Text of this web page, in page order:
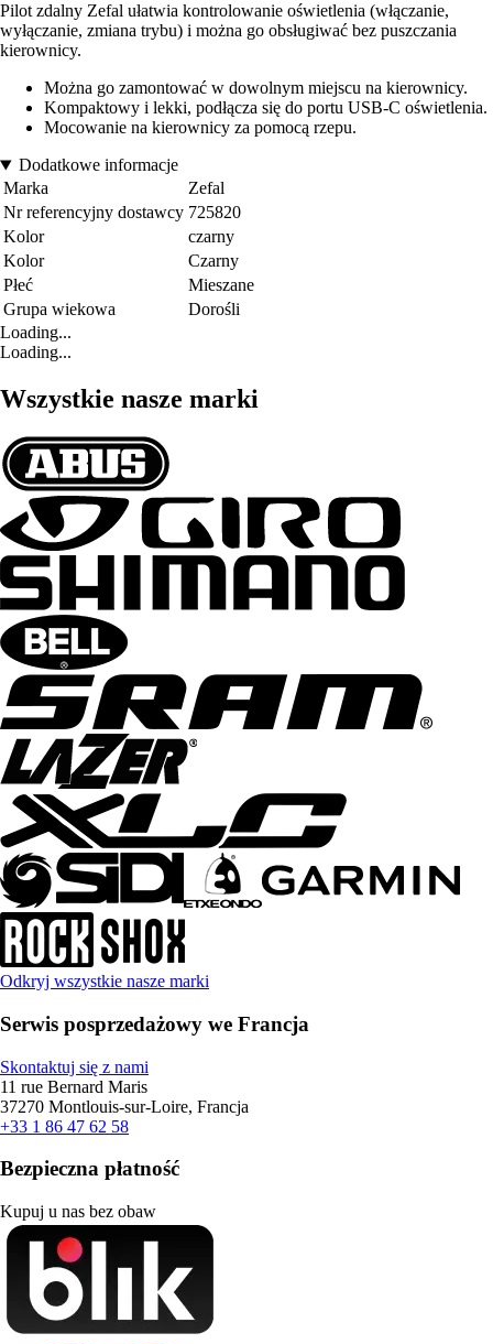
Pilot zdalny Zefal ułatwia kontrolowanie oświetlenia (włączanie,
wyłączanie, zmiana trybu) i można go obsługiwać bez puszczania
kierownicy.
Można go zamontować w dowolnym miejscu na kierownicy.
Kompaktowy i lekki, podłącza się do portu USB-C oświetlenia.
Mocowanie na kierownicy za pomocą rzepu.
Dodatkowe informacje
Marka
Zefal
Nr referencyjny dostawcy 725820
Kolor
czarny
Kolor
Czarny
Płeć
Mieszane
Grupa wiekowa
Dorośli
Loading...
Loading...
Wszystkie nasze marki
Odkryj wszystkie nasze marki
Serwis posprzedażowy we Francja
Skontaktuj się z nami
11 rue Bernard Maris
37270 Montlouis-sur-Loire, Francja
+33 1 86 47 62 58
Bezpieczna płatność
Kupuj u nas bez obaw